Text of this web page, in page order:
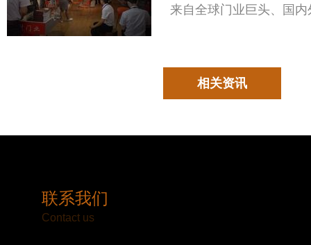
来自全球门业巨头、国
相关资讯
联系我们
Contact us